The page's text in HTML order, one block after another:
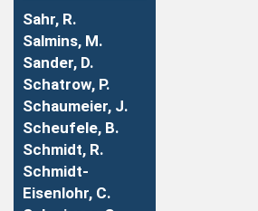
Sahr, R.
Salmins, M.
Sander, D.
Schatrow, P.
Schaumeier, J.
Scheufele, B.
Schmidt, R.
Schmidt-
Eisenlohr, C.